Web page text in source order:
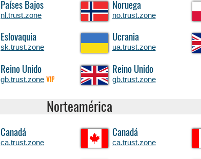
Países Bajos
nl.trust.zone
Noruega
no.trust.zone
Eslovaquia
sk.trust.zone
Ucrania
ua.trust.zone
Reino Unido
gb.trust.zone VIP
Reino Unido
gb.trust.zone
Norteamérica
Canadá
ca.trust.zone
Canadá
ca.trust.zone